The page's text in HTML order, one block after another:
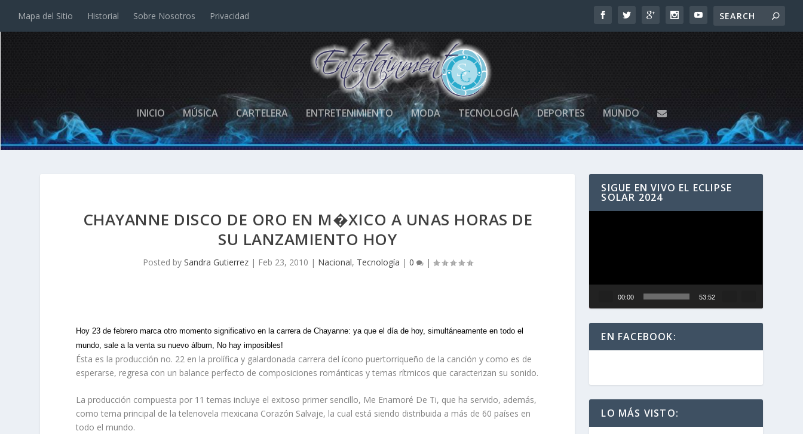
Mapa del Sitio Historial Sobre Nosotros Privacidad
INICIO MÚSICA CARTELERA ENTRETENIMIENTO MODA TECNOLOGÍA DEPORTES MUNDO
CHAYANNE DISCO DE ORO EN M�XICO A UNAS HORAS DE
SU LANZAMIENTO HOY
Posted by Sandra Gutierrez| Feb 23, 2010 | Nacional, Tecnología | 0 |
Hoy 23 de febrero marca otro momento significativo en la carrera de Chayanne: ya que el día de hoy, simultáneamente en todo el
mundo, sale a la venta su nuevo álbum, No hay imposibles!
Ésta es la producción no. 22 en la prolífica y galardonada carrera del ícono puertorriqueño de la canción y como es de
esperarse, regresa con un balance perfecto de composiciones románticas y temas rítmicos que caracterizan su sonido.
La producción compuesta por 11 temas incluye el exitoso primer sencillo, Me Enamoré De Ti, que ha servido, además,
como tema principal de la telenovela mexicana Corazón Salvaje, la cual está siendo distribuida a más de 60 países en
todo el mundo.
SIGUE EN VIVO EL ECLIPSE
SOLAR 2024
00:00 53:52
EN FACEBOOK:
LO MÁS VISTO: